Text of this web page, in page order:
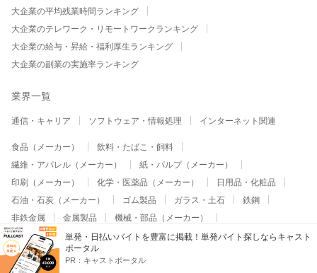
単発・日払いバイトを豊富に掲載！単発バイト探しならキャスト
ポータル
PR： キャストポータル
大企業の平均残業時間ランキング
大企業のテレワーク・リモートワークランキング
大企業の給与・昇給・福利厚生ランキング
大企業の副業の実施率ランキング
業界一覧
通信・キャリア ソフトウェア・情報処理 インターネット関連
食品（メーカー）
飲料・たばこ・飼料
繊維・アパレル（メーカー）
紙・パルプ（メーカー）
印刷（メーカー）
化学・医薬品（メーカー）
日用品・化粧品
石油・石炭（メーカー）
ゴム製品 ガラス・土石
鉄鋼
非鉄金属
金属製品
機械・部品（メーカー）
重電･産業用機械
精密機器・計測機器（メーカー）
医療機器
半導体・電気・電子（メーカー）